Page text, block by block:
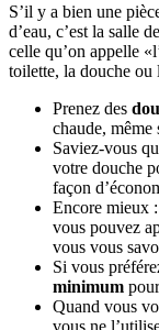
S’il y a bien une
d’eau, c’est la salle
celle qu’on appelle
toilette, la douche ou
Prenez des
chaude, même
Saviez-vous
votre douche
façon
Encore mieux
vous pouvez
vous vous
Si vous
minimum
Quand vous
vous ne